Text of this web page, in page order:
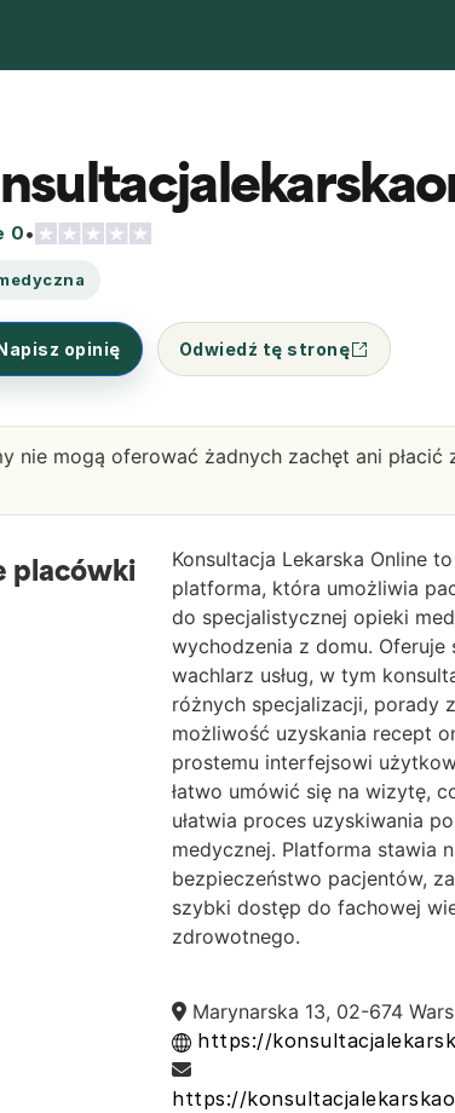
0•
opinię Odwiedź tę stronę
nie mogą oferować żadnych zachęt ani płacić
placówki
Konsultacja Lekarska Online
platforma, która umożliwia
do specjalistycznej opieki
wychodzenia z domu. Oferuje
wachlarz usług, w tym
różnych specjalizacji, porady
możliwość uzyskania recept
prostemu interfejsowi
łatwo umówić się na wizytę,
ułatwia proces uzyskiwania
medycznej. Platforma stawia
bezpieczeństwo pacjentów,
szybki dostęp do fachowej
zdrowotnego.
Marynarska 13, 02-674
https://
https://